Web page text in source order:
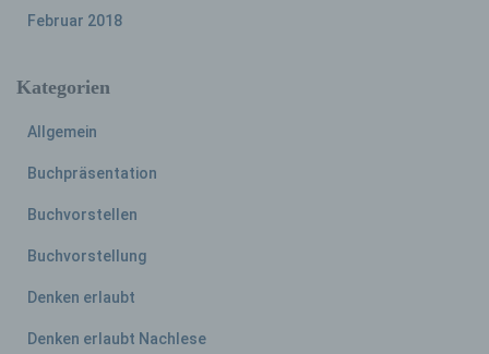
Februar 2018
Kategorien
Allgemein
Buchpräsentation
Buchvorstellen
Buchvorstellung
Denken erlaubt
Denken erlaubt Nachlese
personenbezogener Daten mit dem Ziel, ihre
Profiling ist jede Art der automatisierten
darin besteht, dass diese
werden, um bestimmte persönliche Aspekte,
zu bewerten, insbesondere, um Aspekte
Lage, Gesundheit, persönlicher Vorlieben,